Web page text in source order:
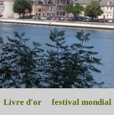
Livre d'or festival mondial